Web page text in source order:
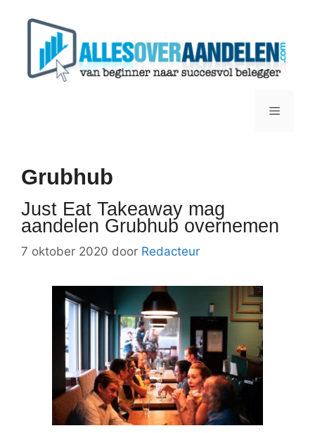
Menu
Grubhub
Just Eat Takeaway mag
aandelen Grubhub overnemen
7 oktober 2020 door Redacteur